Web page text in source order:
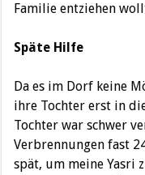
Familie entziehen
Späte Hilfe
Da es im Dorf keine
ihre Tochter erst in
Tochter war schwer
Verbrennungen fast
spät, um meine Yasri